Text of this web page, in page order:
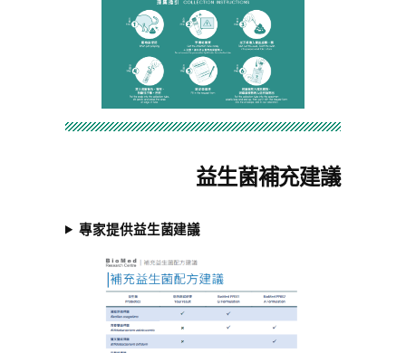
益生菌補充建議
專家提供益生菌建議